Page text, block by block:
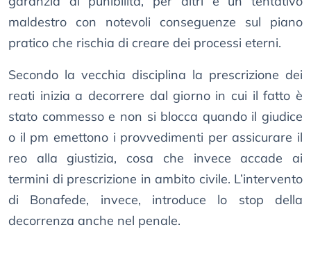
maldestro con notevoli conseguenze sul piano
pratico che rischia di creare dei processi eterni.
Secondo la vecchia disciplina la prescrizione dei
reati inizia a decorrere dal giorno in cui il fatto è
stato commesso e non si blocca quando il giudice
o il pm emettono i provvedimenti per assicurare il
reo alla giustizia, cosa che invece accade ai
termini di prescrizione in ambito civile. L’intervento
di Bonafede, invece, introduce lo stop della
decorrenza anche nel penale.